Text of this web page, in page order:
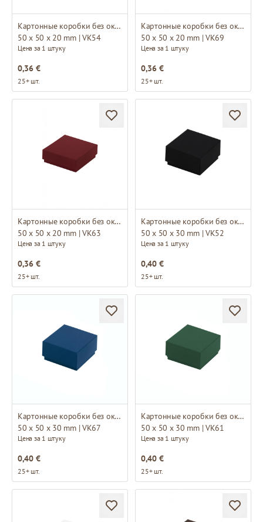
Картонные коробки без окна
50 x 50 x 20 mm | VK54
Цена за 1 штуку
0,36 €
25+ шт.
Картонные коробки без окна
50 x 50 x 20 mm | VK69
Цена за 1 штуку
0,36 €
25+ шт.
Картонные коробки без окна
50 x 50 x 20 mm | VK63
Цена за 1 штуку
0,36 €
25+ шт.
Картонные коробки без окна
50 x 50 x 30 mm | VK52
Цена за 1 штуку
0,40 €
25+ шт.
Картонные коробки без окна
50 x 50 x 30 mm | VK67
Цена за 1 штуку
0,40 €
25+ шт.
Картонные коробки без окна
50 x 50 x 30 mm | VK61
Цена за 1 штуку
0,40 €
25+ шт.